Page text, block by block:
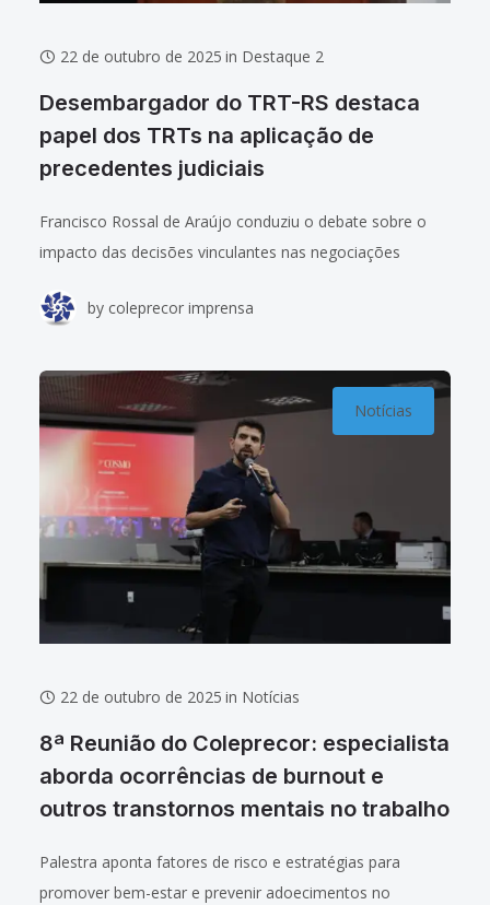
22 de outubro de 2025 in Destaque 2
Desembargador do TRT-RS destaca
papel dos TRTs na aplicação de
precedentes judiciais
Francisco Rossal de Araújo conduziu o debate sobre o
impacto das decisões vinculantes nas negociações
Reunião Ordinária do Colégio de
by coleprecor imprensa
Notícias
22 de outubro de 2025 in Notícias
8ª Reunião do Coleprecor: especialista
aborda ocorrências de burnout e
outros transtornos mentais no trabalho
Palestra aponta fatores de risco e estratégias para
promover bem-estar e prevenir adoecimentos no